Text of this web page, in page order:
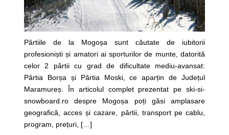
Pârtiile de la Mogoșa sunt căutate de iubitorii
profesioniști și amatori ai sporturilor de munte, datorită
celor 2 pârtii cu grad de dificultate mediu-avansat:
Pârtia Borșa și Pârtia Moski, ce aparțin de Județul
Maramureș. În articolul complet prezentat pe ski-si-
snowboard.ro despre Mogoșa poți găsi amplasare
geografică, acces și cazare, pârtii, transport pe cablu,
program, prețuri, […]